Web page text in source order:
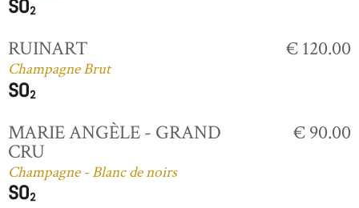
RUINART
Champagne Brut
€ 120.00
MARIE ANGÈLE - GRAND
CRU
Champagne - Blanc de noirs
€ 90.00